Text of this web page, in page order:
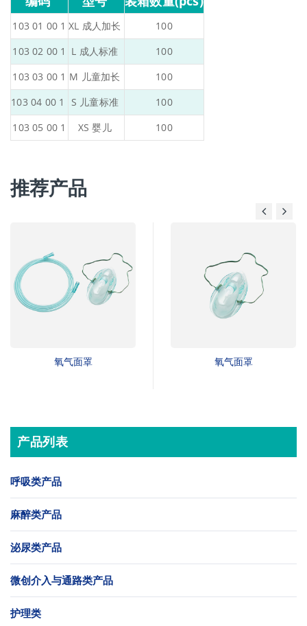
103 01 00 1 XL 成人加长
100
103 02 00 1
L 成人标准
100
103 03 00 1 M 儿童加长
100
103 04 00 1
S 儿童标准
100
103 05 00 1
XS 婴儿 100
推荐产品
氧气面罩 氧气面罩
产品列表
呼吸类产品
麻醉类产品
泌尿类产品
微创介入与通路类产品
护理类